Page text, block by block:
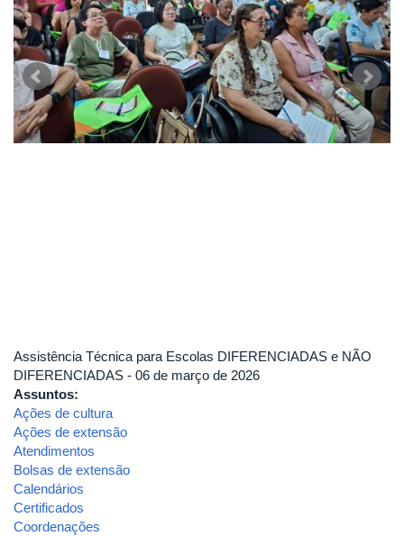
Assistência Técnica para Escolas DIFERENCIADAS e NÃO
DIFERENCIADAS - 06 de março de 2026
Assuntos:
Ações de cultura
Ações de extensão
Atendimentos
Bolsas de extensão
Calendários
Certificados
Coordenações